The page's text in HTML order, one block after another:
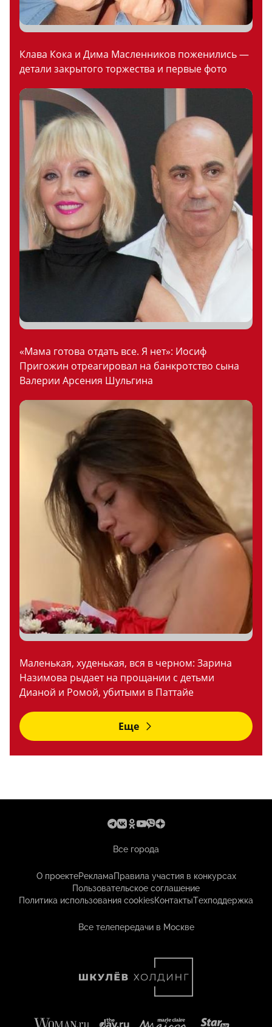
Клава Кока и Дима Масленников поженились —
детали закрытого торжества и первые фото
«Мама готова отдать все. Я нет»: Иосиф
Пригожин отреагировал на банкротство сына
Валерии Арсения Шульгина
Маленькая, худенькая, вся в черном: Зарина
Назимова рыдает на прощании с детьми
Дианой и Ромой, убитыми в Паттайе
Еще
Все города
О проектеРекламаПравила участия в конкурсах
Пользовательское соглашение
Политика использования cookiesКонтактыТехподдержка
Все телепередачи в Москве